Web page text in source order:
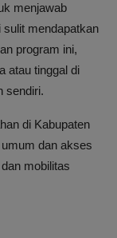
menjawab
sulit mendapatkan
program ini,
atau tinggal di
sendiri.
di Kabupaten
dan akses
mobilitas